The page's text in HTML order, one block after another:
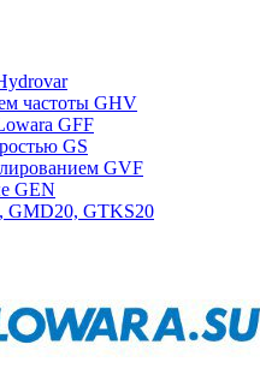
частоты GHV
GFF
GS
GVF
GEN
GMD20, GTKS20